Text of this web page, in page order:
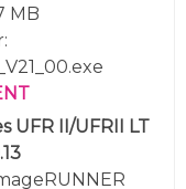
MB
UFR II/UFRII LT